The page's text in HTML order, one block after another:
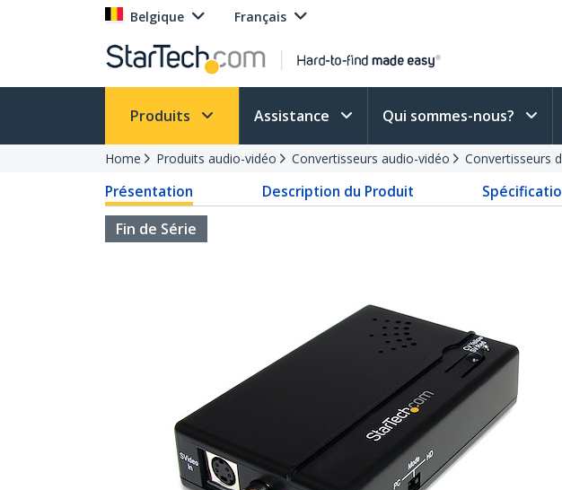
Belgique Français
Produits Assistance Qui sommes-nous?
Home Produits audio-vidéo Convertisseurs audio-vidéo Convertisseurs
Présentation Description du Produit
Fin de Série